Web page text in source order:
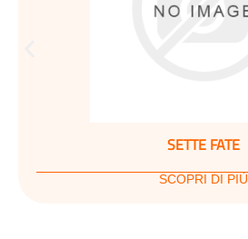
SETTE FATE
SCOPRI DI PIÙ